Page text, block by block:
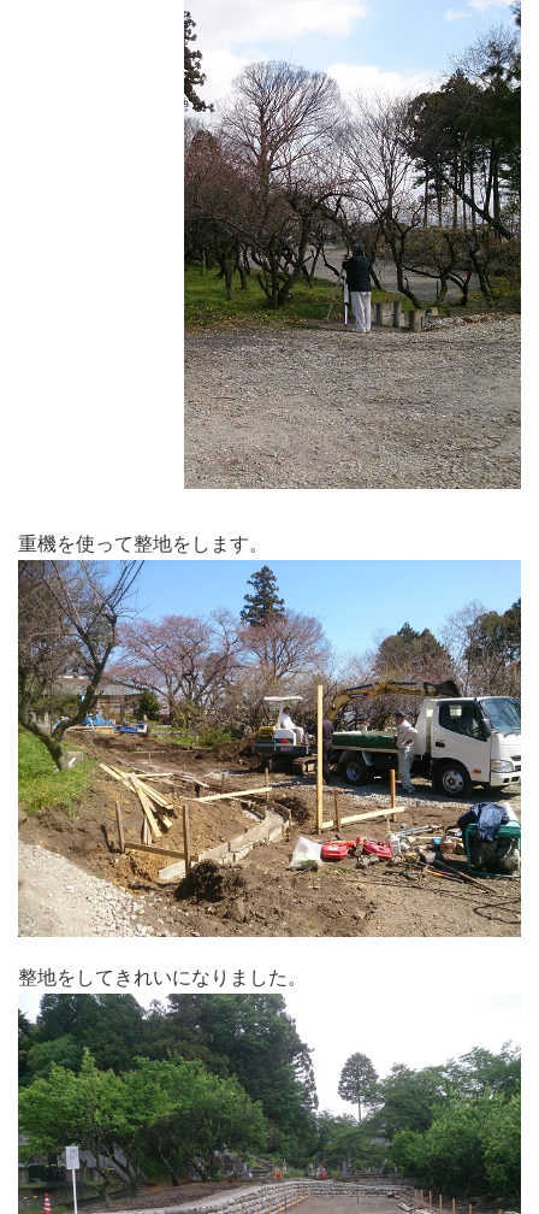
重機を使って整地をします。
整地をしてきれいになりました。